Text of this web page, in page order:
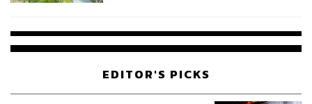
EDITOR'S PICKS